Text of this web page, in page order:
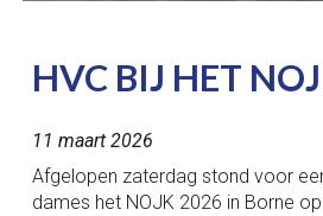
HVC BIJ HET
11 maart 2026
Afgelopen zaterdag stond voor
dames het NOJK 2026 in Borne